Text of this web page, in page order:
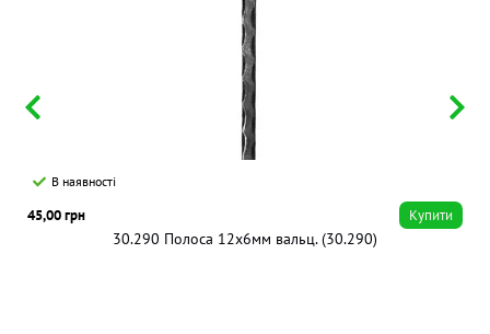
В наявності
45,00 грн Купити
30.290 Полоса 12х6мм вальц. (30.290)